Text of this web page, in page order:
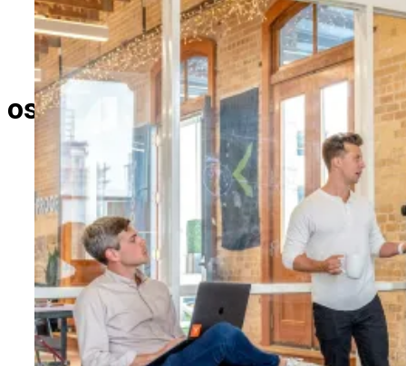
osna.live